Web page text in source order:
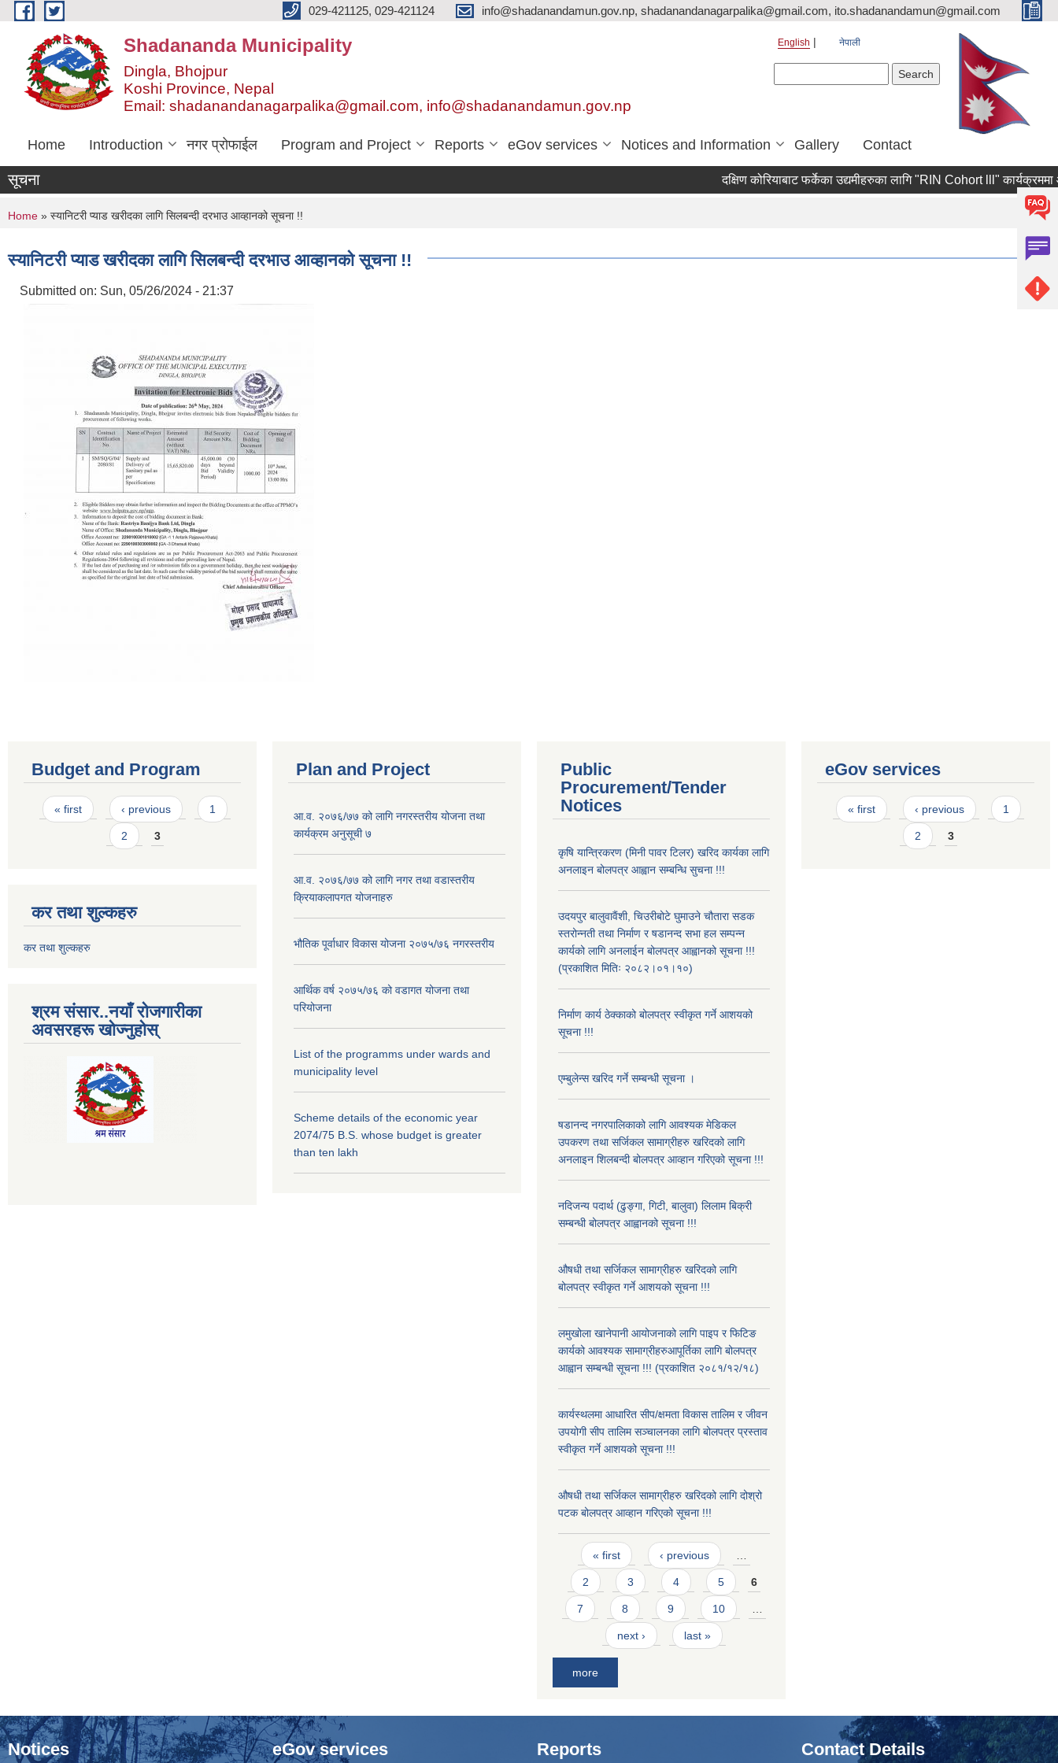
Skip to main content 029-421125, 029-421124 info@shadanandamun.gov.np, shadanandanagarpalika@gmail.com, ito.shadanandamun@gmail.com
Shadananda Municipality
Dingla, Bhojpur
Koshi Province, Nepal
Email: shadanandanagarpalika@gmail.com, info@shadanandamun.gov.np
English नेपाली
Home Introduction नगर प्रोफाईल Program and Project Reports eGov services Notices and Information Gallery Contact
सूचना दक्षिण कोरियाबाट फर्केका उद्यमीहरुका लागि "RIN Cohort lll" कार्यक्रममा
You are here
Home » स्यानिटरी प्याड खरीदका लागि सिलबन्दी दरभाउ आव्हानको सूचना !!
स्यानिटरी प्याड खरीदका लागि सिलबन्दी दरभाउ आव्हानको सूचना !!
Submitted on: Sun, 05/26/2024 - 21:37
Budget and Program
Pages
« first ‹ previous 1
2 3
कर तथा शुल्कहरु
कर तथा शुल्कहरु
श्रम संसार..नयाँ रोजगारीका
अवसरहरू खोज्नुहोस्
Plan and Project
आ.व. २०७६/७७ को लागि नगरस्तरीय योजना तथा
कार्यक्रम अनुसूची ७
आ.व. २०७६/७७ को लागि नगर तथा वडास्तरीय
क्रियाकलापगत योजनाहरु
भौतिक पूर्वाधार विकास योजना २०७५/७६ नगरस्तरीय
आर्थिक वर्ष २०७५/७६ को वडागत योजना तथा
परियोजना
List of the programms under wards and
municipality level
Scheme details of the economic year
2074/75 B.S. whose budget is greater
than ten lakh
Public
Procurement/Tender
Notices
कृषि यान्त्रिकरण (मिनी पावर टिलर) खरिद कार्यका लागि
अनलाइन बोलपत्र आह्वान सम्बन्धि सुचना !!!
उदयपुर बालुवावैंशी, चिउरीबोटे घुमाउने चौतारा सडक
स्तरोन्नती तथा निर्माण र षडानन्द सभा हल सम्पन्न
कार्यको लागि अनलाईन बोलपत्र आह्वानको सूचना !!!
(प्रकाशित मितिः २०८२।०१।१०)
निर्माण कार्य ठेक्काको बोलपत्र स्वीकृत गर्ने आशयको
सूचना !!!
एम्बुलेन्स खरिद गर्ने सम्बन्धी सूचना ।
षडानन्द नगरपालिकाको लागि आवश्यक मेडिकल
उपकरण तथा सर्जिकल सामाग्रीहरु खरिदको लागि
अनलाइन शिलबन्दी बोलपत्र आव्हान गरिएको सूचना !!!
नदिजन्य पदार्थ (ढुङ्गा, गिटी, बालुवा) लिलाम बिक्री
सम्बन्धी बोलपत्र आह्वानको सूचना !!!
औषधी तथा सर्जिकल सामाग्रीहरु खरिदको लागि
बोलपत्र स्वीकृत गर्ने आशयको सूचना !!!
लमुखोला खानेपानी आयोजनाको लागि पाइप र फिटिङ
कार्यको आवश्यक सामाग्रीहरुआपूर्तिका लागि बोलपत्र
आह्वान सम्बन्धी सूचना !!! (प्रकाशित २०८१/१२/१८)
कार्यस्थलमा आधारित सीप/क्षमता विकास तालिम र जीवन
उपयोगी सीप तालिम सञ्चालनका लागि बोलपत्र प्रस्ताव
स्वीकृत गर्ने आशयको सूचना !!!
औषधी तथा सर्जिकल सामाग्रीहरु खरिदको लागि दोश्रो
पटक बोलपत्र आव्हान गरिएको सूचना !!!
Pages
« first ‹ previous …
2 3 4 5 6
7 8 9 10 …
next › last »
more
eGov services
Pages
« first ‹ previous 1
2 3
Notices eGov services Reports Contact Details